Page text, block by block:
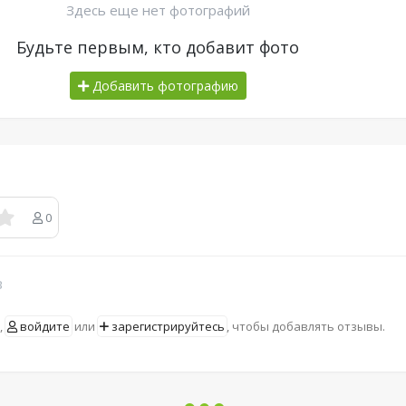
Здесь еще нет фотографий
Будьте первым, кто добавит фото
Добавить фотографию
0
войдите или зарегистрируйтесь , чтобы добавлять отзывы.